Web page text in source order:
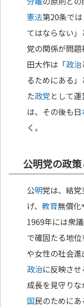
憲法第20条で
てはならない
党の関係が問
田大作は「政治
るためにある
た政党として
は、その後も日
く。
公明党の政
公明党は、結
げ、教育無償化
1969年には衆
で確固たる地
や女性の社会
政治に反映さ
成長を見守り
国民のためにあ